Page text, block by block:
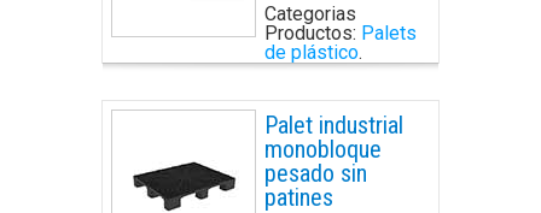
Categorias
Productos: Palets
de plástico.
Palet industrial
monobloque
pesado sin
patines